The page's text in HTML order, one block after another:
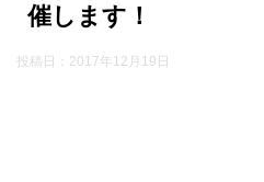
催します！
投稿日： 2017年12月19日